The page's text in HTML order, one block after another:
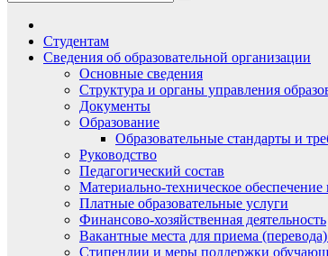
Студентам
Сведения об образовательной организации
Основные сведения
Структура и органы управления
Документы
Образование
Образовательные стандарты и
Руководство
Педагогический состав
Материально-техническое
Платные образовательные услуги
Финансово-хозяйственная деятельность
Вакантные места для приема
Стипендии и меры поддержки